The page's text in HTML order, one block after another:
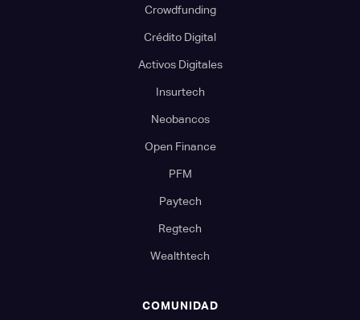
Crowdfunding
Crédito Digital
Activos Digitales
Insurtech
Neobancos
Open Finance
PFM
Paytech
Regtech
Wealthtech
COMUNIDAD